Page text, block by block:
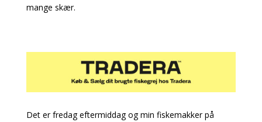
mange skær.
Det er fredag eftermiddag og min fiskemakker på